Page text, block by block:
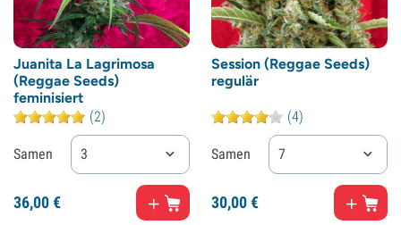
Juanita La Lagrimosa
(Reggae Seeds)
feminisiert
(2)
Samen 3
36,00€
Session (Reggae Seeds)
regulär
(4)
Samen 7
30,00€